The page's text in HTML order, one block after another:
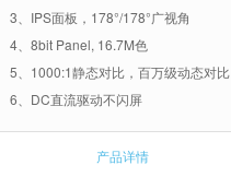
3、IPS面板，178°/178°广视角
4、8bit Panel, 16.7M色
5、1000:1静态对比，百万级动态对比
6、DC直流驱动不闪屏
产品详情